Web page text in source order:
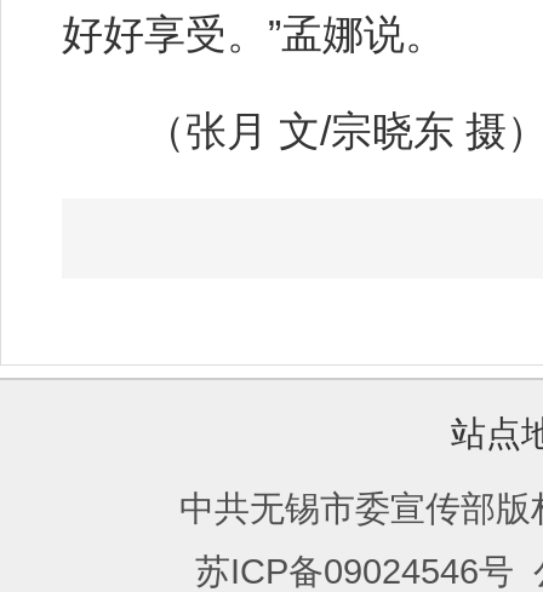
好好享受。”孟娜说。
（张月 文/宗晓东 摄
站点
中共无锡市委宣传部
苏ICP备09024546号